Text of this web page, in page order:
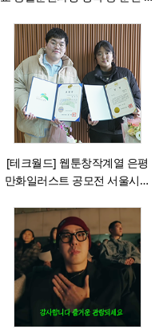
[테크월드] 웹툰창작계열 은평
만화일러스트 공모전 서울시장